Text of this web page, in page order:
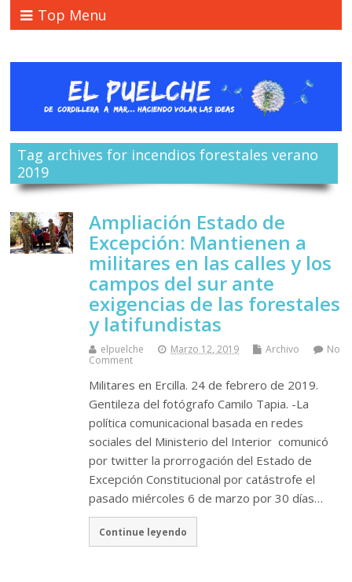
Top Menu
Tag archives for incendios forestales verano
2019
Ampliación Estado de
Excepción: Mantienen a
militares en las calles y los
campos del sur ante
exigencias de las forestales
y latifundistas
elpuelche Marzo 12, 2019 Archivo
No
Comment
Militares en Ercilla. 24 de febrero de 2019.
Gentileza del fotógrafo Camilo Tapia. -La
política comunicacional basada en redes
sociales del Ministerio del Interior comunicó
por twitter la prorrogación del Estado de
Excepción Constitucional por catástrofe el
pasado miércoles 6 de marzo por 30 días…
Continue leyendo